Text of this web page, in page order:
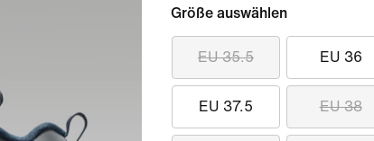
Größe auswählen
EU 35.5 EU 36
EU 37.5 EU 38